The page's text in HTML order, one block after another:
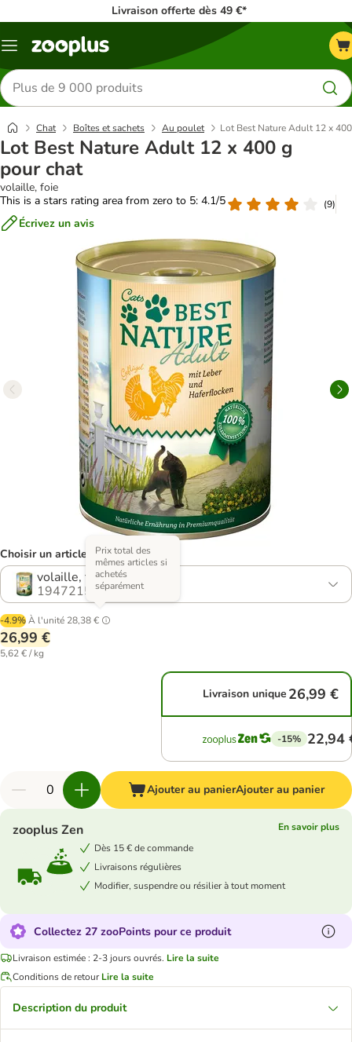
Livraison offerte dès 49 €*
Menu
Rechercher
des
produits
Chat Boîtes et sachets Au poulet Lot Best Nature Adult 12 x
Lot Best Nature Adult 12 x 400 g
pour chat
volaille, foie
This is a stars rating area from zero to 5: 4.1/5
(9)
Écrivez un avis
Choisir un article (4 variantes)
volaille, foie
1947215.2
-4.9%À l'unité 28,38 €
Prix total des
mêmes articles si
achetés
séparément
26,99 €
5,62 € / kg
Livraison unique 26,99 €
-15% 22,94
Ajouter au panierAjouter au panier
zooplus Zen
En savoir plus
Dès 15 € de commande
Livraisons régulières
Modifier, suspendre ou résilier à tout moment
Collectez 27 zooPoints pour ce produit
Livraison estimée : 2-3 jours ouvrés. Lire la suite
Conditions de retour Lire la suite
Description du produit